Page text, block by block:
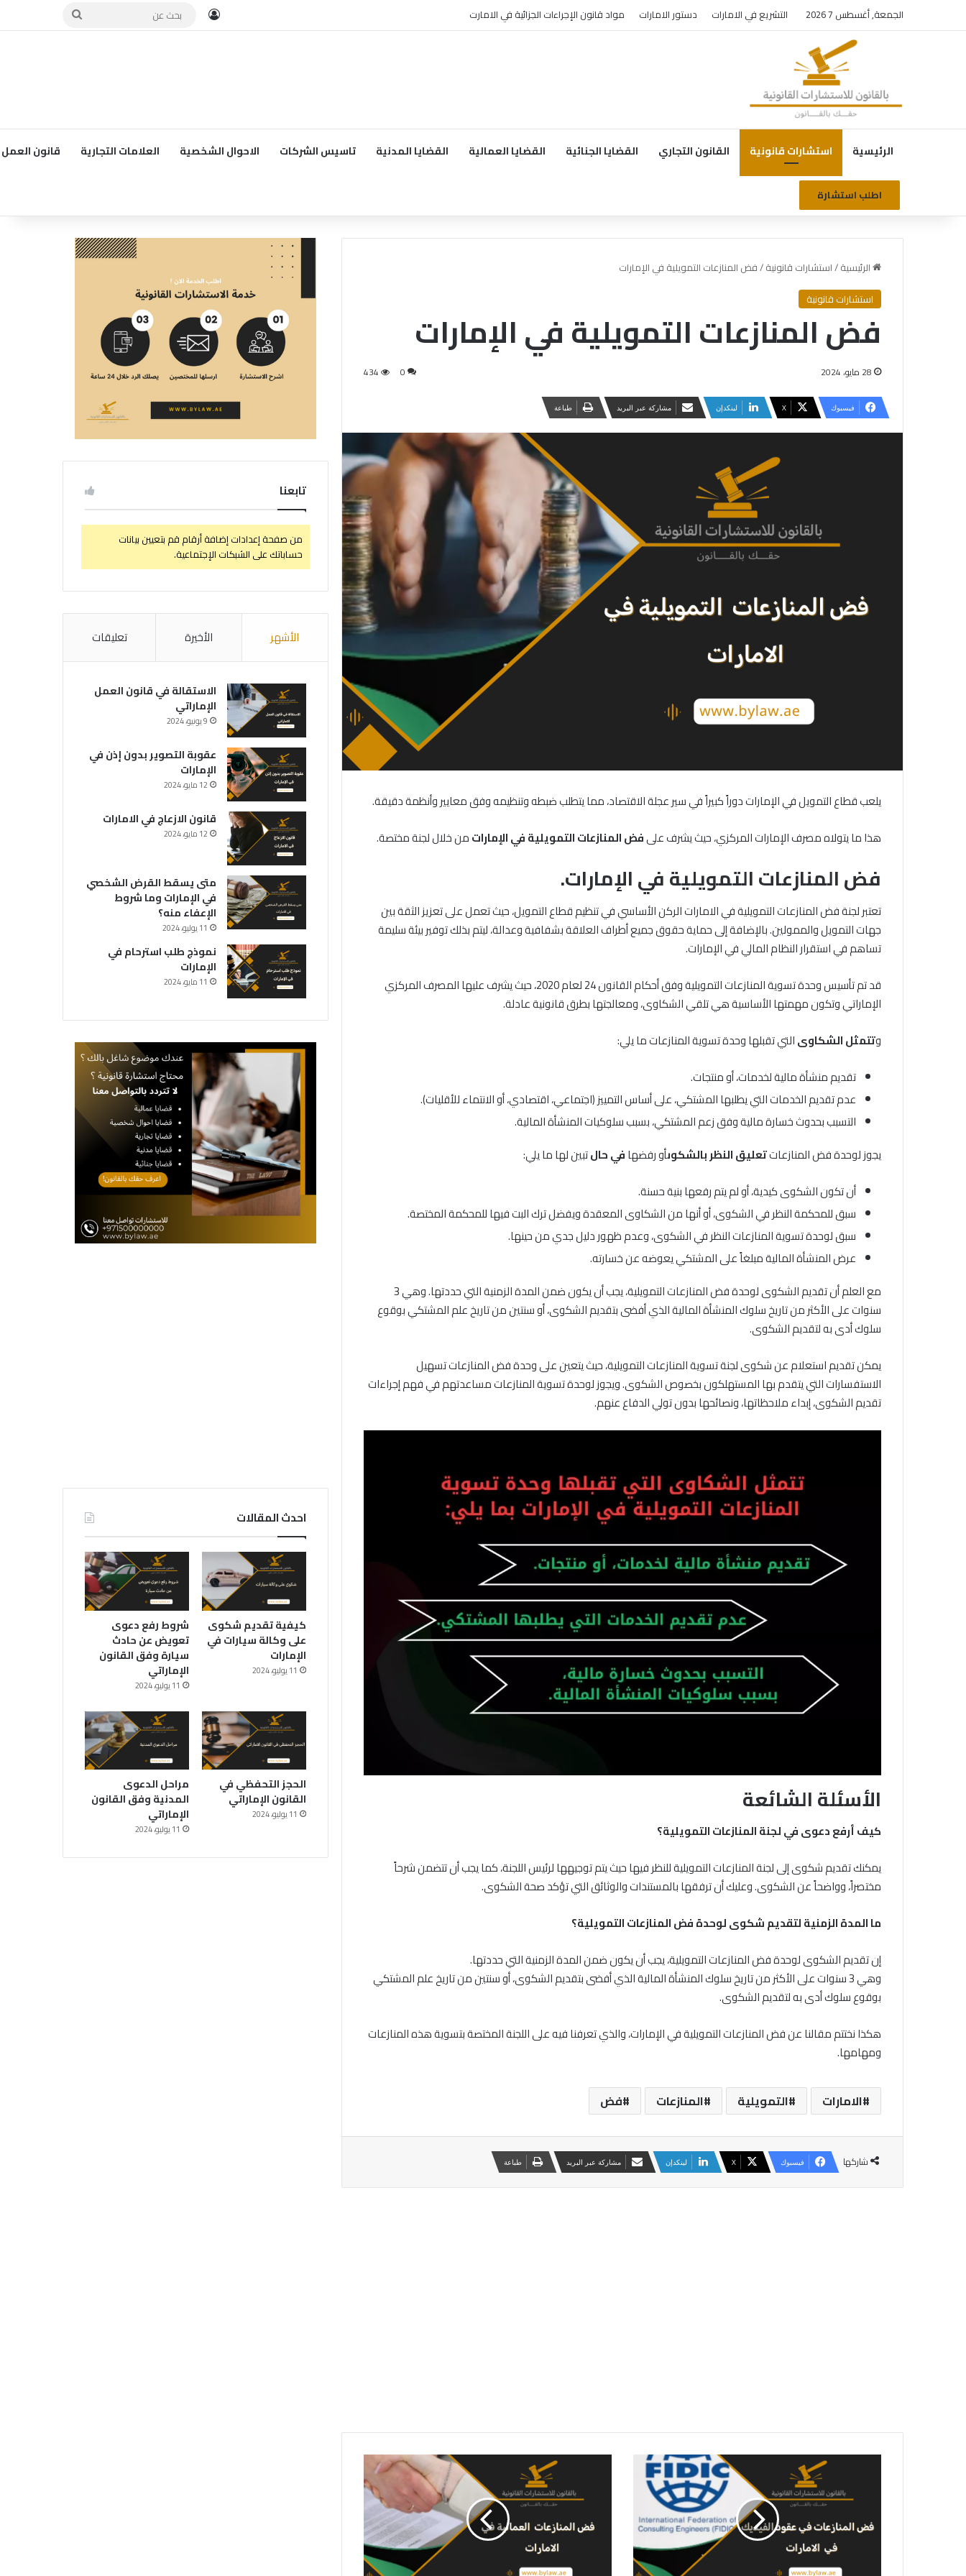
الجمعة, أغسطس 7 2026 التشريع في الامارات دستور الامارات مواد قانون الإجراءات الجزائية في الامارت تسجيل الدخول
بحث
الرئيسية استشارات قانونية القانون التجاري القضايا الجنائية القضايا العمالية القضايا المدنية تاسيس الشركات الاحوال الشخصية العلامات التجارية قانون العمل
اطلب استشارة
الرئيسية/استشارات قانونية/فض المنازعات التمويلية في الإمارات
استشارات قانونية
فض المنازعات التمويلية في الإمارات
28 مايو، 2024 0
434
فيسبوك ‫X لينكدإن مشاركة عبر البريد طباعة
يلعب قطاع التمويل في الإمارات دوراً كبيراً في سير عجلة الاقتصاد، مما يتطلب ضبطه وتنظيمه وفق معايير وأنظمة دقيقة.
هذا ما يتولاه مصرف الإمارات المركزي، حيث يشرف علىفضالمنازعاتالتمويليةفيالإماراتمن خلال لجنة مختصة.
فض المنازعات التمويلية في الإمارات.
تعتبر لجنة فض المنازعات التمويلية في الامارات الركن الأساسي في تنظيم قطاع التمويل، حيث تعمل على تعزيز الثقة بين
جهات التمويل والممولين. بالإضافة إلى حماية حقوق جميع أطراف العلاقة بشفافية وعدالة، ليتم بذلك توفير بيئة سليمة
تساهم في استقرار النظام المالي في الإمارات.
قد تم تأسيس وحدة تسوية المنازعات التمويلية وفق أحكام القانون 24 لعام 2020، حيث يشرف عليها المصرف المركزي
الإماراتي وتكون مهمتها الأساسية هي تلقي الشكاوى، ومعالجتها بطرق قانونية عادلة.
وتتمثل الشكاوىالتي تقبلها وحدة تسوية المنازعات ما يلي:
تقديم منشأة مالية لخدمات، أو منتجات.
عدم تقديم الخدمات التي يطلبها المشتكي، على أساس التمييز (اجتماعي، اقتصادي، أو الانتماء للأقليات).
التسبب بحدوث خسارة مالية وفق زعم المشتكي، بسبب سلوكيات المنشأة المالية.
يجوز لوحدة فض المنازعاتتعليق النظر بالشكوىأو رفضهافي حالتبين لها ما يلي:
أن تكون الشكوى كيدية، أو لم يتم رفعها بنية حسنة.
سبق للمحكمة النظر في الشكوى، أو أنها من الشكاوى المعقدة ويفضل ترك البت فيها للمحكمة المختصة.
سبق لوحدة تسوية المنازعات النظر في الشكوى، وعدم ظهور دليل جدي من حينها.
عرض المنشأة المالية مبلغاً على المشتكي يعوضه عن خسارته.
مع العلم أن تقديم الشكوى لوحدة فض المنازعات التمويلية، يجب أن يكون ضمن المدة الزمنية التي حددتها. وهي 3
سنوات على الأكثر من تاريخ سلوك المنشأة المالية الذي أفضى بتقديم الشكوى، أو سنتين من تاريخ علم المشتكي بوقوع
سلوك أدى به لتقديم الشكوى.
يمكن تقديم استعلام عن شكوى لجنة تسوية المنازعات التمويلية، حيث يتعين على وحدة فض المنازعات تسهيل
الاستفسارات التي يتقدم بها المستهلكون بخصوص الشكوى. ويجوز لوحدة تسوية المنازعات مساعدتهم في فهم إجراءات
تقديم الشكوى، إبداء ملاحظاتها، ونصائحها بدون تولي الدفاع عنهم.
الأسئلة الشائعة
كيف أرفع دعوى في لجنة المنازعات التمويلية؟
يمكنك تقديم شكوى إلى لجنة المنازعات التمويلية للنظر فيها حيث يتم توجيهها لرئيس اللجنة، كما يجب أن تتضمن شرحاً
مختصراً، وواضحاً عن الشكوى. وعليك أن ترفقها بالمستندات والوثائق التي تؤكد صحة الشكوى.
ما المدة الزمنية لتقديم شكوى لوحدة فض المنازعات التمويلية؟
إن تقديم الشكوى لوحدة فض المنازعات التمويلية، يجب أن يكون ضمن المدة الزمنية التي حددتها.
وهي 3 سنوات على الأكثر من تاريخ سلوك المنشأة المالية الذي أفضى بتقديم الشكوى، أو سنتين من تاريخ علم المشتكي
بوقوع سلوك أدى به لتقديم الشكوى.
هكذا نختتم مقالنا عن فض المنازعات التمويلية في الإمارات، والذي تعرفنا فيه على اللجنة المختصة بتسوية هذه المنازعات
ومهامها.
الامارات التمويلية المنازعات فض
شاركها فيسبوك ‫X لينكدإن مشاركة عبر البريد طباعة
الفيديك
في
الإمارات
تابعنا
من صفحة إعدادات إضافة أرقام قم بتعيين بيانات
حساباتك على الشبكات الإجتماعية.
الأشهر الأخيرة تعليقات
الاستقالة في قانون العمل
الإماراتي
9 يونيو، 2024
عقوبة التصوير بدون إذن في
الإمارات
12 مايو، 2024
قانون الازعاج في الامارات
12 مايو، 2024
متى يسقط القرض الشخصي
في الإمارات وما شروط
الإعفاء منه؟
11 يوليو، 2024
نموذج طلب استرحام في
الإمارات
11 مايو، 2024
احدث المقالات
كيفية تقديم شكوى
على وكالة سيارات في
الإمارات
11 يوليو، 2024
شروط رفع دعوى
تعويض عن حادث
سيارة وفق القانون
الإماراتي
11 يوليو، 2024
الحجز التحفظي في
القانون الإماراتي
11 يوليو، 2024
مراحل الدعوى
المدنية وفق القانون
الإماراتي
11 يوليو، 2024